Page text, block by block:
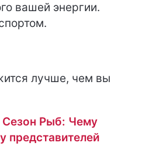
вашей энергии.
лучше, чем вы
Сезон Рыб: Чему
представителей